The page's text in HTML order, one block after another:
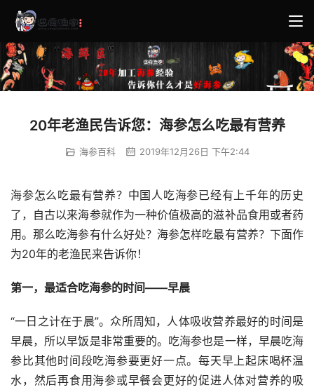
20年老渔民告诉您：海参怎么吃最有营养
海参百科 2019年12月26日 下午2:44
海参怎么吃最有营养？中国人吃海参已经有上千年的历史
了，自古以来海参就作为一种价值极高的滋补品食用或者药
用。那么吃海参有什么好处？海参怎样吃最有营养？下面作
为20年的老渔民来告诉你！
第一，最适合吃海参的时间——早晨
“一日之计在于晨”。众所周知，人体吸收营养最好的时间是
早晨，所以早饭是非常重要的。吃海参也是一样，早晨吃海
参比其他时间段吃海参要更好一点。每天早上起床喝杯温
水，然后再食用海参或早餐会更好的促进人体对营养的吸